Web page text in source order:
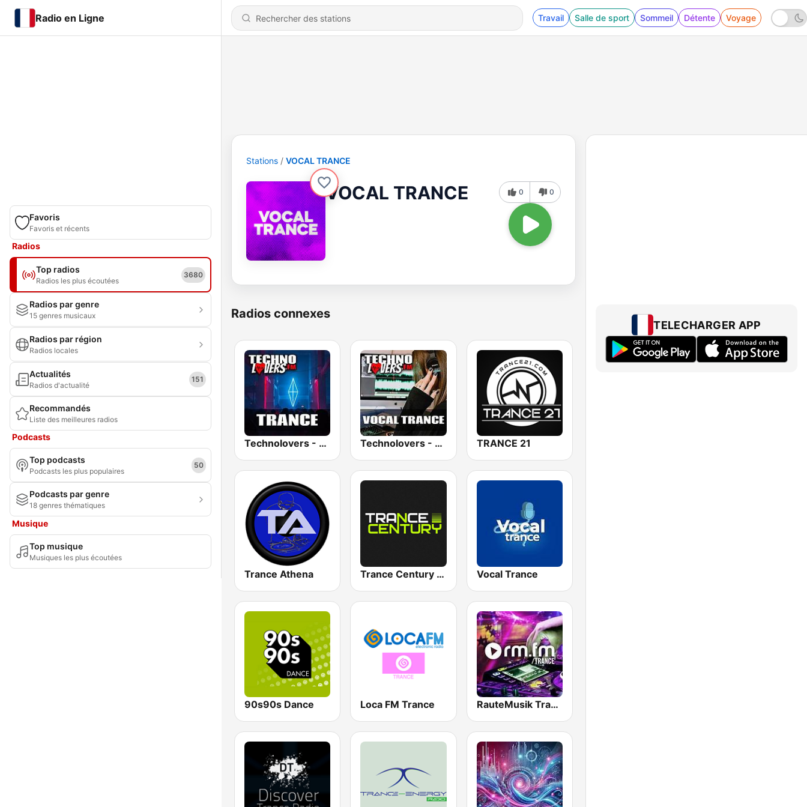
Radio en Ligne Travail Salle de sport Sommeil Détente Voyage
Favoris
Favoris et récents
Radios
Top radios
Radios les plus écoutées
3680
Radios par genre
15 genres musicaux
Radios par région
Radios locales
Actualités
Radios d'actualité
151
Recommandés
Liste des meilleures radios
Podcasts
Top podcasts
Podcasts les plus populaires
50
Podcasts par genre
18 genres thématiques
Musique
Top musique
Musiques les plus écoutées
Stations VOCAL TRANCE
VOCAL TRANCE 0 0
Radios connexes
Technolovers - TRANCE Technolovers - VOCAL TRANCE TRANCE 21
Trance Athena Trance Century Radio Vocal Trance
90s90s Dance Loca FM Trance RauteMusik Trance
TELECHARGER APP